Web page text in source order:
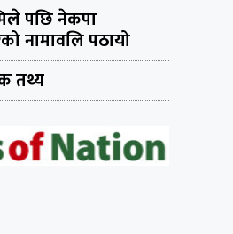
पछि नेकपा
नामावलि पठायो
तथ्य